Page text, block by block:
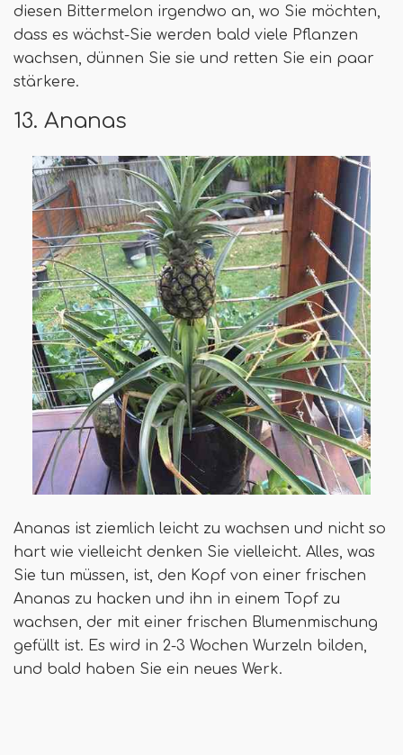
diesen Bittermelon irgendwo an, wo Sie möchten,
dass es wächst-Sie werden bald viele Pflanzen
wachsen, dünnen Sie sie und retten Sie ein paar
stärkere.
13. Ananas
Ananas ist ziemlich leicht zu wachsen und nicht so
hart wie vielleicht denken Sie vielleicht. Alles, was
Sie tun müssen, ist, den Kopf von einer frischen
Ananas zu hacken und ihn in einem Topf zu
wachsen, der mit einer frischen Blumenmischung
gefüllt ist. Es wird in 2-3 Wochen Wurzeln bilden,
und bald haben Sie ein neues Werk.